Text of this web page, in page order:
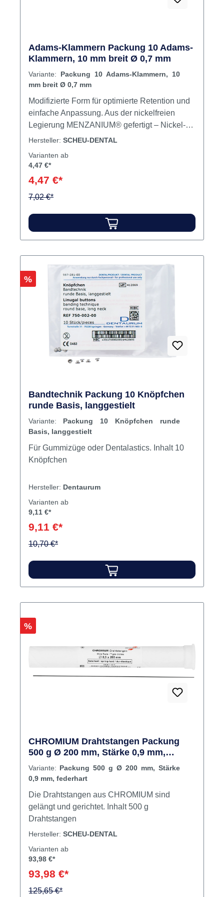
Adams-Klammern Packung 10 Adams-
Klammern, 10 mm breit Ø 0,7 mm
Variante: Packung 10 Adams-Klammern, 10
mm breit Ø 0,7 mm
Modifizierte Form für optimierte Retention und
einfache Anpassung. Aus der nickelfreien
Legierung MENZANIUM® gefertigt – Nickel-
Spurenelemente von 0 bis 0,2% sind
Klammern
Hersteller: SCHEU-DENTAL
Varianten ab
4,47 €*
4,47 €*
7,02 €*
Rabatt
%
Bandtechnik Packung 10 Knöpfchen
runde Basis, langgestielt
Variante: Packung 10 Knöpfchen runde
Basis, langgestielt
Für Gummizüge oder Dentalastics. Inhalt 10
Knöpfchen
Hersteller: Dentaurum
Varianten ab
9,11 €*
9,11 €*
10,70 €*
Rabatt
%
CHROMIUM Drahtstangen Packung
500 g Ø 200 mm, Stärke 0,9 mm,
federhart
Variante: Packung 500 g Ø 200 mm, Stärke
0,9 mm, federhart
Die Drahtstangen aus CHROMIUM sind
gelängt und gerichtet. Inhalt 500 g
Drahtstangen
Hersteller: SCHEU-DENTAL
Varianten ab
93,98 €*
93,98 €*
125,65 €*